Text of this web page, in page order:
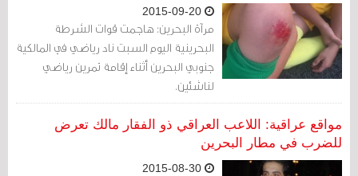
مرآة البحرين: هاجمت قوات الشرطة
البحرينية اليوم السبت ناد رياضي في المالكية
جنوبي البحرين أثناء إقامة تمرين رياضي
لناشئين.
مواقع عراقية: اللاعب العراقي ذو الفقار مالك تعرض
للضرب في مطار البحرين